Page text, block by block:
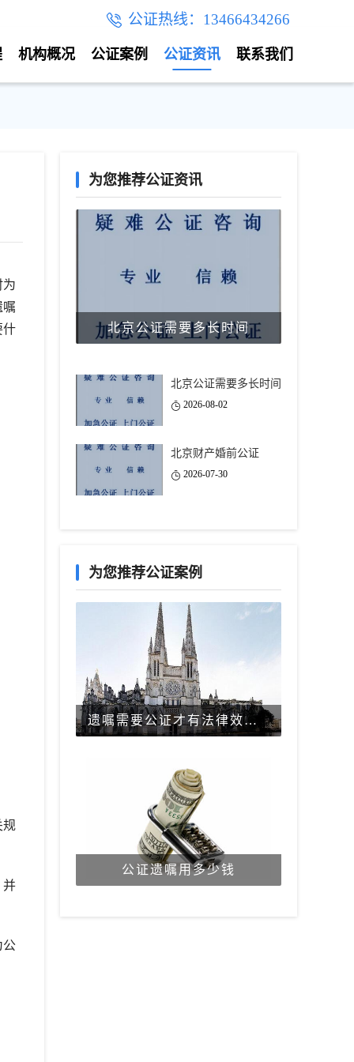
公证热线：13466434266
联系我们
公证资讯
公证案例
机构概况
嘱
什
规
并
公
为您推荐公证资讯
北京公证需要多长时间
北京公证需要多长时间
2026-08-02
北京财产婚前公证
2026-07-30
为您推荐公证案例
遗嘱需要公证才有法律效力吗？
公证遗嘱用多少钱